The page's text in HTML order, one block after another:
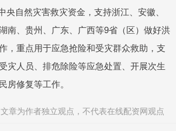
央自然灾害救灾资金，支持浙江、安徽、
南、贵州、广东、广西等9省（区）做好洪
，重点用于应急抢险和受灾群众救助，支
灾人员、排危除险等应急处置、开展次生
房修复等工作。
文章为作者独立观点，不代表在线配资网观点